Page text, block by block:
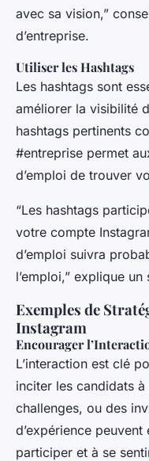
avec sa vision,”
d’entreprise.
Utiliser les Hashtags
Les hashtags sont
améliorer la visibilité
hashtags pertinents
#entreprise permet
d’emploi de trouver
“Les hashtags
votre compte
d’emploi suivra
l’emploi,” explique un
Exemples de
Instagram
Encourager
L’interaction est clé
inciter les candidats
challenges, ou des
d’expérience
participer et à se